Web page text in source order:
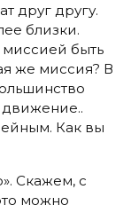
друг другу.
близки.
быть
же миссия? В
движение..
Как вы
Скажем, с
можно